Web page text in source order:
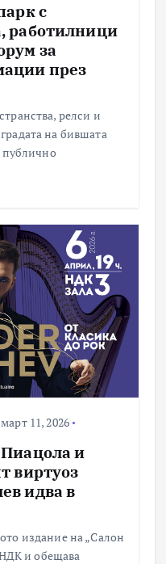
с
работилници
за
през
релси и
на бившата
публично
март 11, 2026
и
виртуоз
идва в
издание на „Салон
НДК и обещава